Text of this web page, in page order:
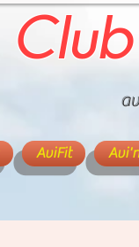
AviFit